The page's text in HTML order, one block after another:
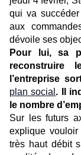
qui va
aux
dévoile ses
Pour lui, sa
reconstruire
l’entreprise
plan social . Il
le nombre
Sur les futurs
explique
très haut débit